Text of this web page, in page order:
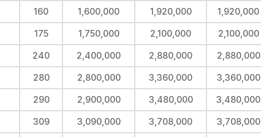
160 1,600,000 1,920,000 1,920,000
175 1,750,000 2,100,000 2,100,000
240 2,400,000 2,880,000 2,880,000
280 2,800,000 3,360,000 3,360,000
290 2,900,000 3,480,000 3,480,000
309 3,090,000 3,708,000 3,708,000